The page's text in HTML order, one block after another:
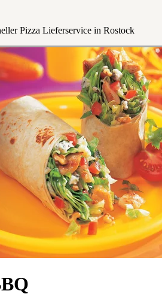
Pizza Lieferservice in Rostock